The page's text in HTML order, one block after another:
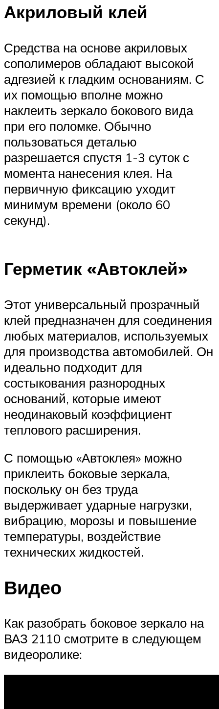
Акриловый клей
Средства на основе акриловых
сополимеров обладают высокой
адгезией к гладким основаниям. С
их помощью вполне можно
наклеить зеркало бокового вида
при его поломке. Обычно
пользоваться деталью
разрешается спустя 1-3 суток с
момента нанесения клея. На
первичную фиксацию уходит
минимум времени (около 60
секунд).
Герметик «Автоклей»
Этот универсальный прозрачный
клей предназначен для соединения
любых материалов, используемых
для производства автомобилей. Он
идеально подходит для
состыкования разнородных
оснований, которые имеют
неодинаковый коэффициент
теплового расширения.
С помощью «Автоклея» можно
приклеить боковые зеркала,
поскольку он без труда
выдерживает ударные нагрузки,
вибрацию, морозы и повышение
температуры, воздействие
технических жидкостей.
Видео
Как разобрать боковое зеркало на
ВАЗ 2110 смотрите в следующем
видеоролике: